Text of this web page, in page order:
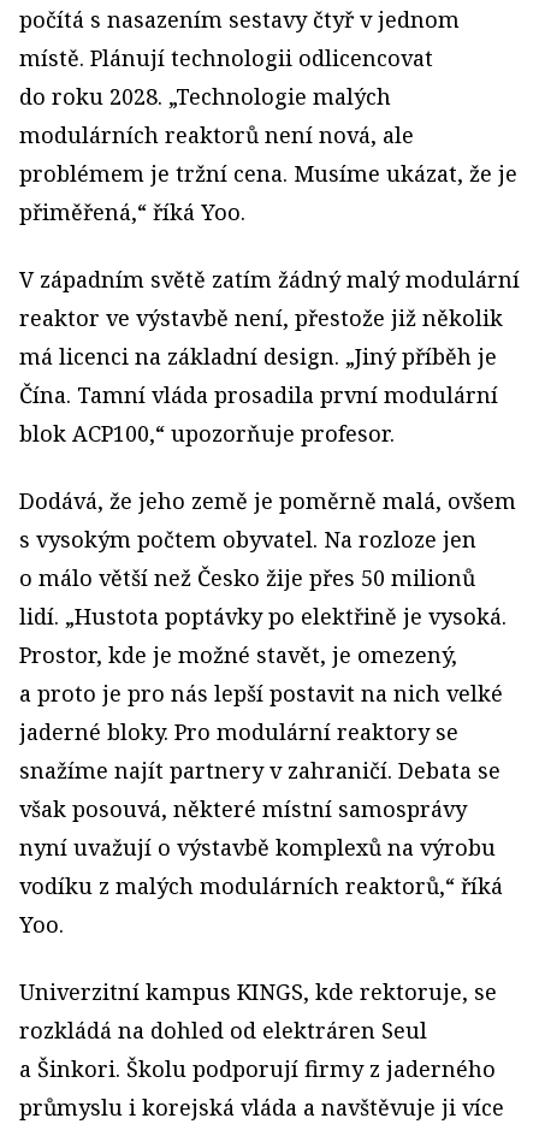
počítá s nasazením sestavy čtyř v jednom
místě. Plánují technologii odlicencovat
do roku 2028. „Technologie malých
modulárních reaktorů není nová, ale
problémem je tržní cena. Musíme ukázat, že je
přiměřená,“ říká Yoo.
V západním světě zatím žádný malý modulární
reaktor ve výstavbě není, přestože již několik
má licenci na základní design. „Jiný příběh je
Čína. Tamní vláda prosadila první modulární
blok ACP100,“ upozorňuje profesor.
Dodává, že jeho země je poměrně malá, ovšem
s vysokým počtem obyvatel. Na rozloze jen
o málo větší než Česko žije přes 50 milionů
lidí. „Hustota poptávky po elektřině je vysoká.
Prostor, kde je možné stavět, je omezený,
a proto je pro nás lepší postavit na nich velké
jaderné bloky. Pro modulární reaktory se
snažíme najít partnery v zahraničí. Debata se
však posouvá, některé místní samosprávy
nyní uvažují o výstavbě komplexů na výrobu
vodíku z malých modulárních reaktorů,“ říká
Yoo.
Univerzitní kampus KINGS, kde rektoruje, se
rozkládá na dohled od elektráren Seul
a Šinkori. Školu podporují firmy z jaderného
průmyslu i korejská vláda a navštěvuje ji více